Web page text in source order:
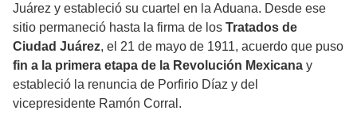
Juárez y estableció su cuartel en la Aduana. Desde ese
sitio permaneció hasta la firma de los Tratados de
Ciudad Juárez, el 21 de mayo de 1911, acuerdo que puso
fin a la primera etapa de la Revolución Mexicana y
estableció la renuncia de Porfirio Díaz y del
vicepresidente Ramón Corral.